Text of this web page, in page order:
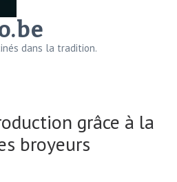
dans la tradition.
grâce à la
broyeurs